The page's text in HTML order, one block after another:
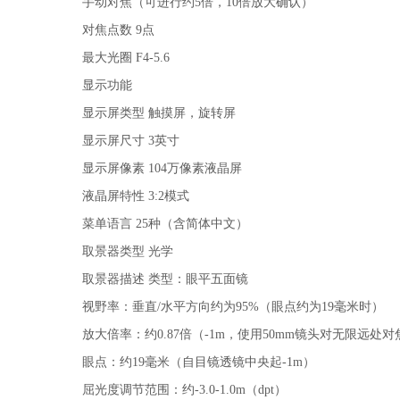
对焦点数 9点
最大光圈 F4-5.6
显示功能
显示屏类型 触摸屏，旋转屏
显示屏尺寸 3英寸
显示屏像素 104万像素液晶屏
液晶屏特性 3:2模式
菜单语言 25种（含简体中文）
取景器类型 光学
取景器描述 类型：眼平五面镜
视野率：垂直/水平方向约为95%（眼点约为19毫米时）
放大倍率：约0.87倍（-1m，使用50mm镜头对无限远处对
眼点：约19毫米（自目镜透镜中央起-1m）
屈光度调节范围：约-3.0-1.0m（dpt）